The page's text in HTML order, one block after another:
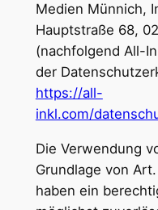
Medien Münnich,
Hauptstraße 68,
(nachfolgend All-
der
https://all-
inkl.com/
Die Verwendung
Grundlage von
haben ein